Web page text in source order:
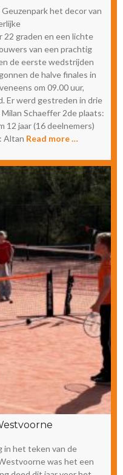
het decor van
graden en een lichte
van een prachtig
de eerste wedstrijden
de halve finales in
om 09.00 uur,
Er werd gestreden in drie
Schaeffer 2de plaats:
12 jaar (16 deelnemers)
Altan Read more …
in het teken van de
was het een